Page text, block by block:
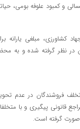
و کمبود علوفه بومی،
کشاورزی، مبلغی یارانه
در نظر گرفته شده و به
فروشندگان در عدم
قانونی پیگیری و با
صورت گرفته است.